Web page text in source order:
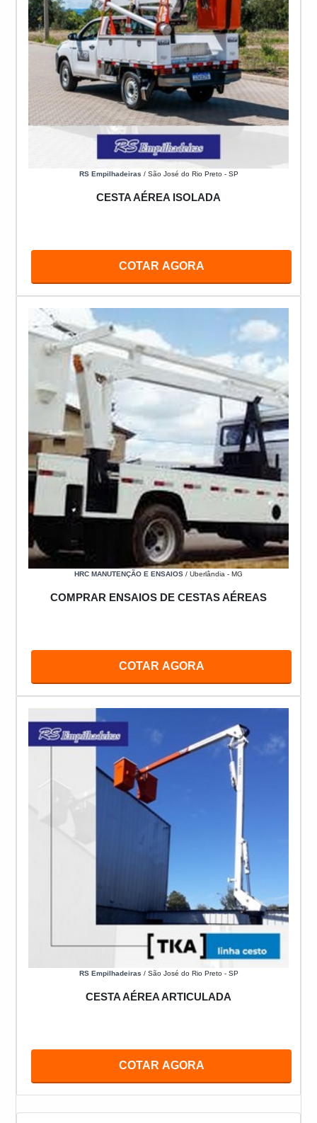
RS Empilhadeiras / São José do Rio Preto - SP
CESTA AÉREA ISOLADA
COTAR AGORA
HRC MANUTENÇÃO E ENSAIOS / Uberlândia - MG
COMPRAR ENSAIOS DE CESTAS AÉREAS
COTAR AGORA
RS Empilhadeiras / São José do Rio Preto - SP
CESTA AÉREA ARTICULADA
COTAR AGORA